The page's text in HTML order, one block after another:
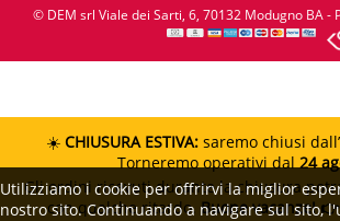
© DEM srl Viale dei Sarti, 6, 70132 Modugno BA -
Utilizziamo i cookie per offrirvi la miglior
nostro sito. Continuando a navigare sul sito,
☀️ CHIUSURA ESTIVA: saremo chiusi dall’
Torneremo operativi dal24
Gli ordini ricevuti durante la chiusura
con qualche ritardo. Buone vacanze!👉